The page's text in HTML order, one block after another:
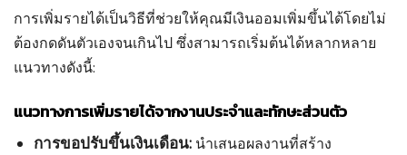
การเพิ่มรายได้เป็นวิธีที่ช่วยให้คุณมีเงินออมเพิ่มขึ้นได้โดยไม่
ต้องกดดันตัวเองจนเกินไป ซึ่งสามารถเริ่มต้นได้หลากหลาย
แนวทางดังนี้:
แนวทางการเพิ่มรายได้จากงานประจำและทักษะส่วนตัว
การขอปรับขึ้นเงินเดือน: นำเสนอผลงานที่สร้าง